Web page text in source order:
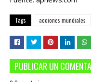
Tags acciones mundiales
PUBLICAR UN